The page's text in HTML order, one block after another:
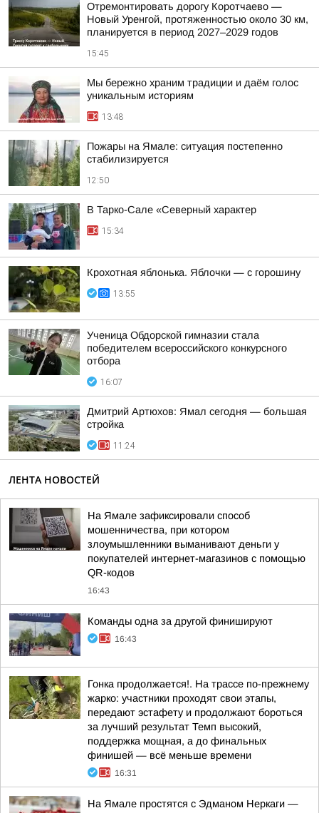
Отремонтировать дорогу Коротчаево —
Новый Уренгой, протяженностью около 30 км,
планируется в период 2027–2029 годов
15:45
Мы бережно храним традиции и даём голос
уникальным историям
13:48
Пожары на Ямале: ситуация постепенно
стабилизируется
12:50
В Тарко-Сале «Северный характер
15:34
Крохотная яблонька. Яблочки — с горошину
13:55
Ученица Обдорской гимназии стала
победителем всероссийского конкурсного
отбора
16:07
Дмитрий Артюхов: Ямал сегодня — большая
стройка
11:24
ЛЕНТА НОВОСТЕЙ
На Ямале зафиксировали способ
мошенничества, при котором
злоумышленники выманивают деньги у
покупателей интернет-магазинов с помощью
QR-кодов
16:43
Команды одна за другой финишируют
16:43
Гонка продолжается!. На трассе по-прежнему
жарко: участники проходят свои этапы,
передают эстафету и продолжают бороться
за лучший результат Темп высокий,
поддержка мощная, а до финальных
финишей — всё меньше времени
16:31
На Ямале простятся с Эдманом Неркаги —